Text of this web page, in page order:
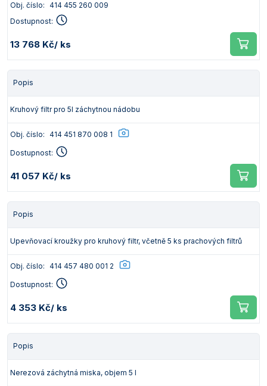
Obj. číslo: 414 455 260 009
Dostupnost:
13 768 Kč/ ks
Popis
Kruhový filtr pro 5l záchytnou nádobu
Obj. číslo: 414 451 870 008 1
Dostupnost:
41 057 Kč/ ks
Popis
Upevňovací kroužky pro kruhový filtr, včetně 5 ks prachových filtrů
Obj. číslo: 414 457 480 001 2
Dostupnost:
4 353 Kč/ ks
Popis
Nerezová záchytná miska, objem 5 l